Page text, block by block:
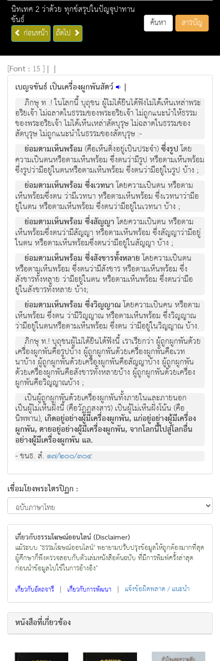
นิทเทศ 2 ว่าด้วย ทุกข์สรุปในปัญจุปาทาน
ขันธ์
ก่อนหน้า ถัดไป
ค้นหา สารบัญ
[Font : 15 ] | |
เบญจขันธ์ เป็นเครื่องผูกพันสัตว์ |
ภิกษุ ท .! ในโลกนี้ บุถุชน ผูไม่ได้ยินได้ฟงไมได้เห็นเหล่าพระ
อริยเจา ไมฉลาดในธรรมของพระอริยเจา ไมถูกแนะนําใหธรรม
ของพระอริยเจา ไมไดเห็นเหลาสัตบุรุษ ไมฉลาดในธรรมของ
สัตบุรุษ ไมถูกแนะนําในธรรมของสัตบุรุษ :-
ยอมตามเห็นพรอม (คือเห็นดิ่งอยูเปนประจํา)ซึ่งรูปโดย
ความเปนตนหรือตามเห็นพรอม ซึ่งตนว่ามีรูป หรือตามเห็นพรอม
ซึ่งรูปวามีอยู่ในตนหรือตามเห็นพรอม ซึ่งตนวามีอยูในรูป บาง ;
ยอมตามเห็นพรอม ซึ่งเวทนาโดยความเปนตน หรือตาม
เห็นพรอมซึ่งตน วามีเวทนา หรือตามเห็นพรอม ซึ่งเวทนาวามีอ
ยูในตน หรือตามเห็นพรอม ซึ่งตนวามีอยูในเวทนา บาง ;
ยอมตามเห็นพรอม ซึ่งสัญญาโดยความเปนตน หรือตาม
เห็นพรอมซึ่งตนวามีสัญญา หรือตามเห็นพรอม ซึ่งสัญญาวามีอยู่
ในตน หรือตามเห็นพรอมซึ่งตนวามีอยูในสัญญา บาง ;
ยอมตามเห็นพรอม ซึ่งสังขารทั้งหลายโดยความเปนตน
หรือตามเห็นพรอม ซึ่งตนวามีสังขาร หรือตามเห็นพรอม ซึ่ง
สังขารทั้งหลาย วามีอยูในตน หรือตามเห็นพรอม ซึ่งตนวามีอ
ยูในสังขารทั้งหลาย บาง;
ยอมตามเห็นพรอม ซึ่งวิญญาณโดยความเปนคน หรือตาม
เห็นพรอม ซึ่งตน วามีวิญญาณ หรือตามเห็นพรอม ซึ่งวิญญาณ
วามีอยูในตนหรือตามเห็นพรอม ซึ่งตน วามีอยูในวิญญาณ บาง.
ภิกษุ ท.! บุถุชนผูไมไดยินไดฟงนี้ เราเรียกวา ผูถูกผูกพันดวย
เครื่องผูกพันคือรูปบาง ผูถูกผูกพันดวยเครื่องผูกพันคือเวท
นาบาง ผูถูกผูกพันดวยเครื่องผูกพันคือสัญญาบาง ผูถูกผูกพัน
ดวยเครื่องผูกพันคือสังขารทั้งหลายบาง ผูถูกผูกพันดวยเครื่อง
ผูกพันคือวิญญาณบาง ;
เปนผูถูกผูกพันดวยเครื่องผูกพันทั้งภายในและภายนอก
เปนผูไมเห็นฝ่งนี้ (คือวัฏฏสงสาร) เปนผูไมเห็นฝงโนน (คือ
นิพพาน), เกิดอยู่อยางผูมีเครื่องผูกพัน, แกอยูอยางผูมีเครื่อง
ผูกพัน, ตายอยูอยางผูมีเครื่องผูกพัน, จากโลกนี้ไปสูโลกอื่น
อยางผูมีเครื่องผูกพัน แล.
- ขนธ. สํ. ๑๗/๒๐๐/๓๐๔
เชื่อมโยงพระไตรปิฏก :
เกี่ยวกับธรรมโฆษณ์ออนไลน์ (Disclaimer)
แม้ระบบ "ธรรมโฆษณ์ออนไลน์" พยายามปรับปรุงข้อมูลให้ถูกต้องมากที่สุด
ผู้ศึกษาก็พึงตรวจสอบกับตัวเล่มหนังสือต้นฉบับ ที่มีการพิมพ์ครั้งล่าสุด
ก่อนนำข้อมูลไปใช้ในการอ้างอิง"
เกี่ยวกับอัตถจารี | เกี่ยวกับการพัฒนา | แจ้งข้อผิดพลาด / แนะนำ
หนังสือที่เกี่ยวข้อง